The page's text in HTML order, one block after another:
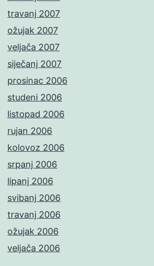
travanj 2007
ožujak 2007
veljača 2007
siječanj 2007
prosinac 2006
studeni 2006
listopad 2006
rujan 2006
kolovoz 2006
srpanj 2006
lipanj 2006
svibanj 2006
travanj 2006
ožujak 2006
veljača 2006